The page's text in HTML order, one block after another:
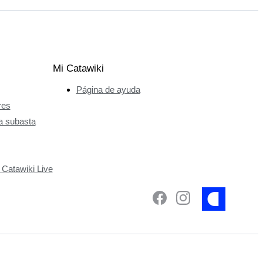
subasta
Live
Mi Catawiki
Página de ayuda